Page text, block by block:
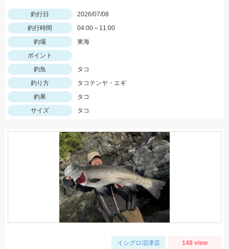
釣行日
2026/07/08
釣行時間
04:00～11:00
釣場
東海
ポイント
釣魚
タコ
釣り方
タコテンヤ・エギ
釣果
タコ
サイズ
タコ
イシグロ沼津店 148 view